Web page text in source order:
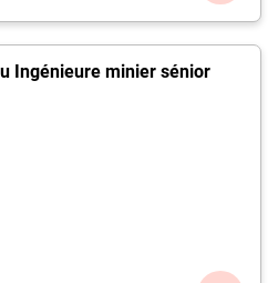
Ingénieure minier sénior